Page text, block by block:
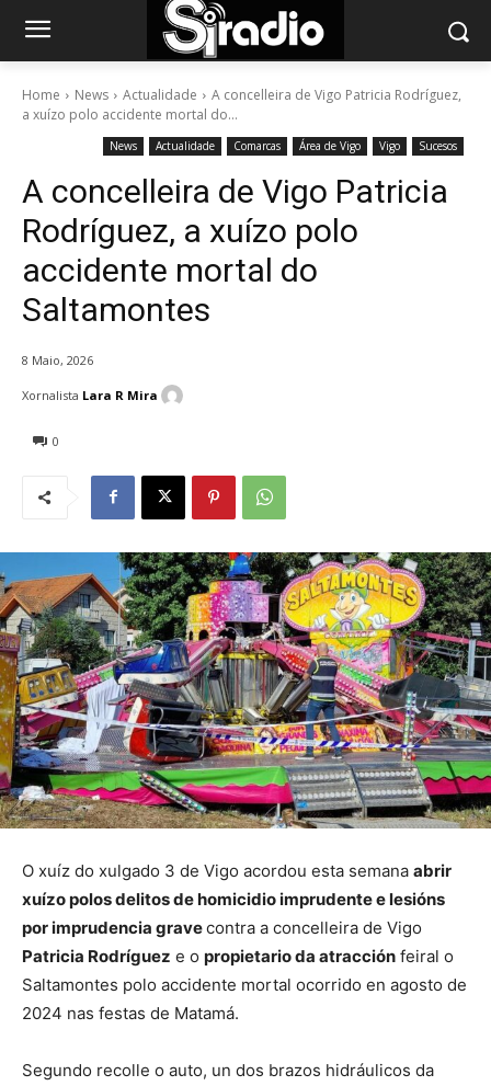
Home News Actualidade
A concelleira de Vigo Patricia Rodríguez,
a xuízo polo accidente mortal do...
News Actualidade Comarcas Área de Vigo Vigo Sucesos
A concelleira de Vigo Patricia
Rodríguez, a xuízo polo
accidente mortal do
Saltamontes
8 Maio, 2026
0
Xornalista Lara R Mira
O xuíz do xulgado 3 de Vigo acordou esta semana abrir
xuízo polos delitos de homicidio imprudente e lesións
por imprudencia gravecontra a concelleira de Vigo
Patricia Rodríguez e o propietario da atracción feiral o
Saltamontes polo accidente mortal ocorrido en agosto de
2024 nas festas de Matamá.
Segundo recolle o auto, un dos brazos hidráulicos da